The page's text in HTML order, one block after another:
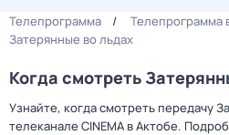
Телепрограмма Телепрограмма
Затерянные во льдах
Когда смотреть
Узнайте, когда смотреть передачу
телеканале CINEMA в Актобе.